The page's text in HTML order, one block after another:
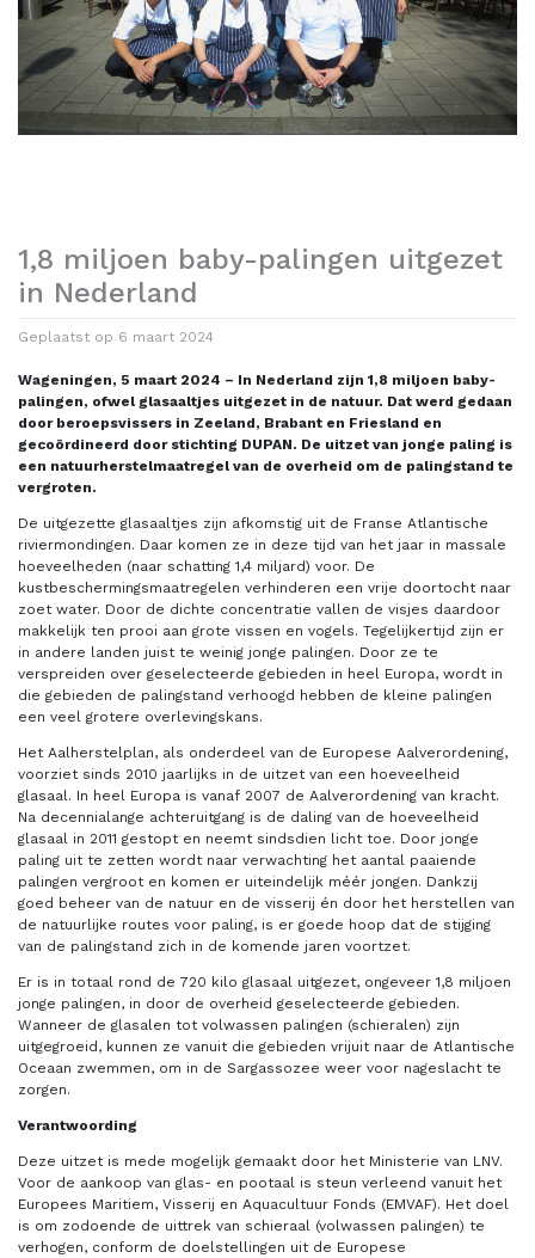
1,8 miljoen baby-palingen uitgezet
in Nederland
Geplaatst op 6 maart 2024
Wageningen, 5 maart 2024 – In Nederland zijn 1,8 miljoen baby-
palingen, ofwel glasaaltjes uitgezet in de natuur. Dat werd gedaan
door beroepsvissers in Zeeland, Brabant en Friesland en
gecoördineerd door stichting DUPAN. De uitzet van jonge paling is
een natuurherstelmaatregel van de overheid om de palingstand te
vergroten.
De uitgezette glasaaltjes zijn afkomstig uit de Franse Atlantische
riviermondingen. Daar komen ze in deze tijd van het jaar in massale
hoeveelheden (naar schatting 1,4 miljard) voor. De
kustbeschermingsmaatregelen verhinderen een vrije doortocht naar
zoet water. Door de dichte concentratie vallen de visjes daardoor
makkelijk ten prooi aan grote vissen en vogels. Tegelijkertijd zijn er
in andere landen juist te weinig jonge palingen. Door ze te
verspreiden over geselecteerde gebieden in heel Europa, wordt in
die gebieden de palingstand verhoogd hebben de kleine palingen
een veel grotere overlevingskans.
Het Aalherstelplan, als onderdeel van de Europese Aalverordening,
voorziet sinds 2010 jaarlijks in de uitzet van een hoeveelheid
glasaal. In heel Europa is vanaf 2007 de Aalverordening van kracht.
Na decennialange achteruitgang is de daling van de hoeveelheid
glasaal in 2011 gestopt en neemt sindsdien licht toe. Door jonge
paling uit te zetten wordt naar verwachting het aantal paaiende
palingen vergroot en komen er uiteindelijk méér jongen. Dankzij
goed beheer van de natuur en de visserij én door het herstellen van
de natuurlijke routes voor paling, is er goede hoop dat de stijging
van de palingstand zich in de komende jaren voortzet.
Er is in totaal rond de 720 kilo glasaal uitgezet, ongeveer 1,8 miljoen
jonge palingen, in door de overheid geselecteerde gebieden.
Wanneer de glasalen tot volwassen palingen (schieralen) zijn
uitgegroeid, kunnen ze vanuit die gebieden vrijuit naar de Atlantische
Oceaan zwemmen, om in de Sargassozee weer voor nageslacht te
zorgen.
Verantwoording
Deze uitzet is mede mogelijk gemaakt door het Ministerie van LNV.
Voor de aankoop van glas- en pootaal is steun verleend vanuit het
Europees Maritiem, Visserij en Aquacultuur Fonds (EMVAF). Het doel
is om zodoende de uittrek van schieraal (volwassen palingen) te
verhogen, conform de doelstellingen uit de Europese